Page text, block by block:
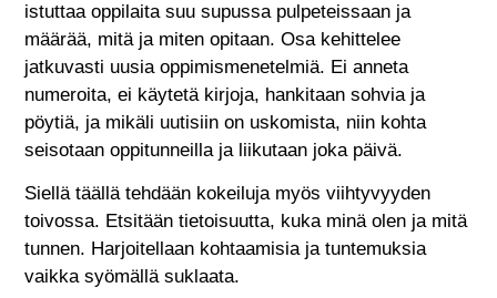
istuttaa oppilaita suu supussa pulpeteissaan ja
määrää, mitä ja miten opitaan. Osa kehittelee
jatkuvasti uusia oppimismenetelmiä. Ei anneta
numeroita, ei käytetä kirjoja, hankitaan sohvia ja
pöytiä, ja mikäli uutisiin on uskomista, niin kohta
seisotaan oppitunneilla ja liikutaan joka päivä.
Siellä täällä tehdään kokeiluja myös viihtyvyyden
toivossa. Etsitään tietoisuutta, kuka minä olen ja mitä
tunnen. Harjoitellaan kohtaamisia ja tuntemuksia
vaikka syömällä suklaata.